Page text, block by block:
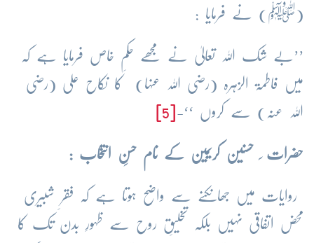
(ﷺ) نے فرمایا :
’’بے شک اللہ تعالیٰ نے مجھے حکمِ خاص فرمایا ہے کہ
میں فاطمۃ الزہرہ (رضی اللہ عنہا) کا نکاح علی (رضی
اللہ عنہ) سے کروں ‘‘-
حضرات ِ حسنین کریمین کے نام حسنِ انتخاب :
روایات میں جھانکنے سے واضح ہوتا ہے کہ فقرِ شبیری
محض اتفاقی نہیں بلکہ تخلیقِ روح سے ظہورِ بدن تک کا